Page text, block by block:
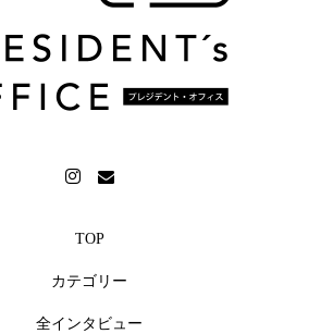
TOP
カテゴリー
全インタビュー